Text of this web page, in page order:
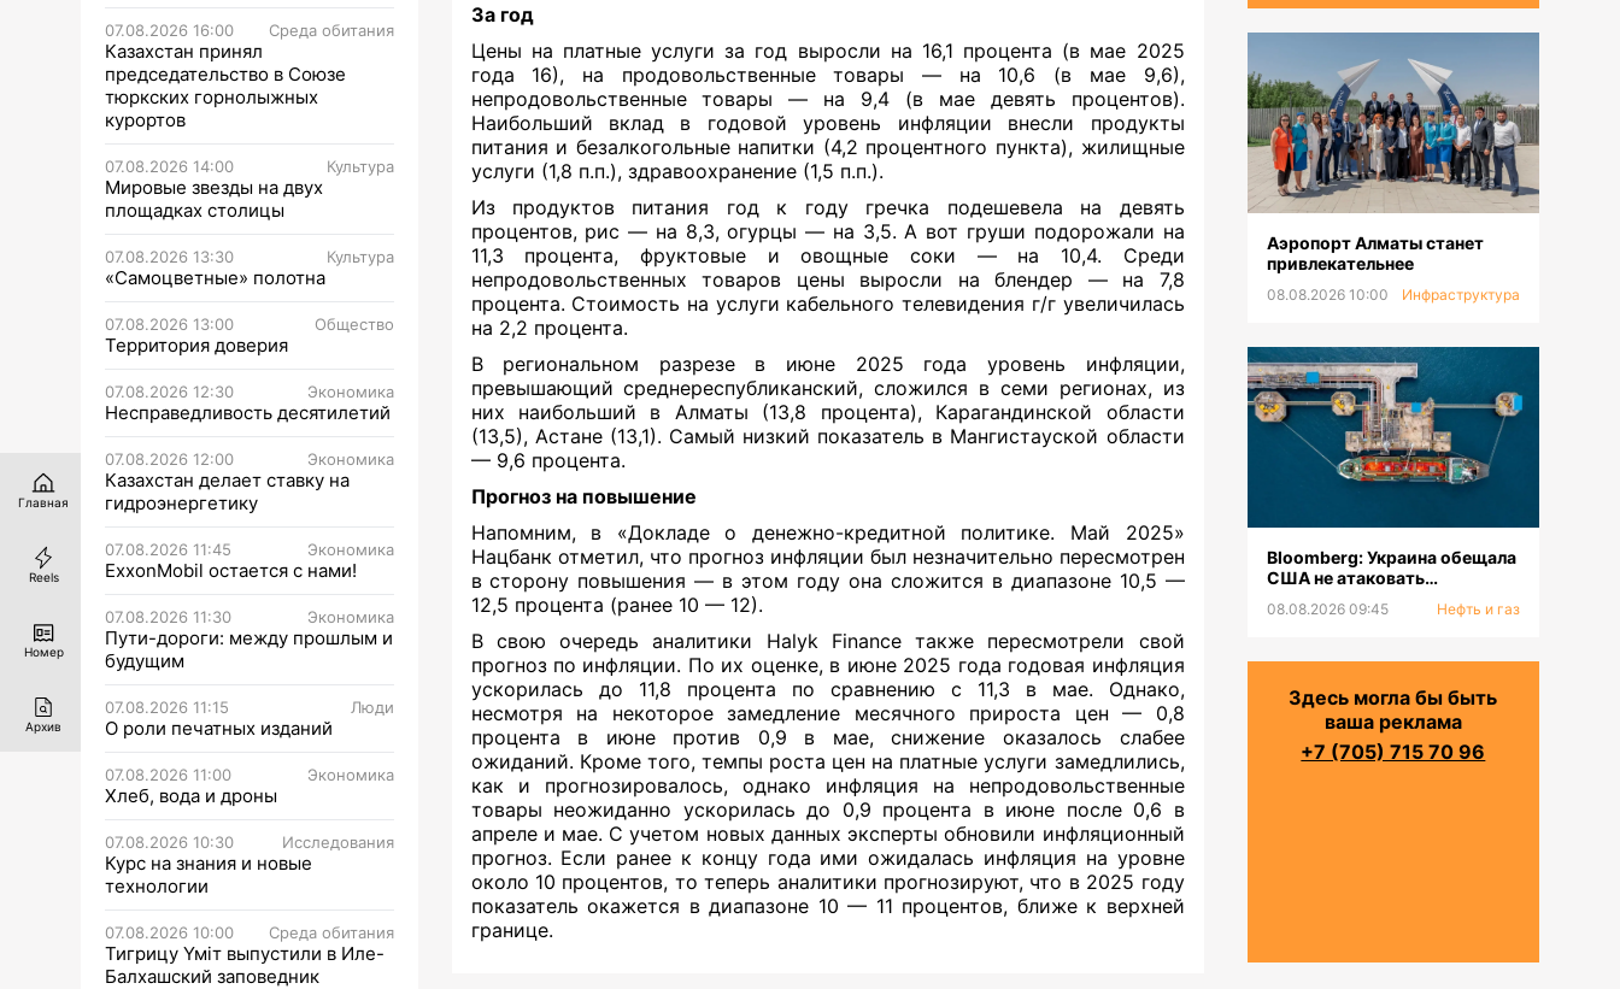
07.08.2026 16:00 Среда обитания
Казахстан принял
председательство в Союзе
тюркских горнолыжных
курортов
07.08.2026 14:00 Культура
Мировые звезды на двух
площадках столицы
07.08.2026 13:30 Культура
«Самоцветные» полотна
07.08.2026 13:00 Общество
Территория доверия
07.08.2026 12:30 Экономика
Несправедливость десятилетий
07.08.2026 12:00 Экономика
Казахстан делает ставку на
гидроэнергетику
07.08.2026 11:45 Экономика
ExxonMobil остается с нами!
07.08.2026 11:30 Экономика
Пути-дороги: между прошлым и
будущим
07.08.2026 11:15 Люди
О роли печатных изданий
07.08.2026 11:00 Экономика
Хлеб, вода и дроны
07.08.2026 10:30 Исследования
Курс на знания и новые
технологии
07.08.2026 10:00 Среда обитания
Тигрицу Үміт выпустили в Иле-
Балхашский заповедник
За год
Цены на платные услуги за год выросли на 16,1 процента (в мае 2025
года 16), на продовольственные товары — на 10,6 (в мае 9,6),
непродовольственные товары — на 9,4 (в мае девять процентов).
Наибольший вклад в годовой уровень инфляции внесли продукты
питания и безалкогольные напитки (4,2 процентного пункта), жилищные
услуги (1,8 п.п.), здравоохранение (1,5 п.п.).
Из продуктов питания год к году гречка подешевела на девять
процентов, рис — на 8,3, огурцы — на 3,5. А вот груши подорожали на
11,3 процента, фруктовые и овощные соки — на 10,4. Среди
непродовольственных товаров цены выросли на блендер — на 7,8
процента. Стоимость на услуги кабельного телевидения г/г увеличилась
на 2,2 процента.
В региональном разрезе в июне 2025 года уровень инфляции,
превышающий среднереспубликанский, сложился в семи регионах, из
них наибольший в Алматы (13,8 процента), Карагандинской области
(13,5), Астане (13,1). Самый низкий показатель в Мангистауской области
— 9,6 процента.
Прогноз на повышение
Напомним, в «Докладе о денежно-кредитной политике. Май 2025»
Нацбанк отметил, что прогноз инфляции был незначительно пересмотрен
в сторону повышения — в этом году она сложится в диапазоне 10,5 —
12,5 процента (ранее 10 — 12).
В свою очередь аналитики Halyk Finance также пересмотрели свой
прогноз по инфляции. По их оценке, в июне 2025 года годовая инфляция
ускорилась до 11,8 процента по сравнению с 11,3 в мае. Однако,
несмотря на некоторое замедление месячного прироста цен — 0,8
процента в июне против 0,9 в мае, снижение оказалось слабее
ожиданий. Кроме того, темпы роста цен на платные услуги замедлились,
как и прогнозировалось, однако инфляция на непродовольственные
товары неожиданно ускорилась до 0,9 процента в июне после 0,6 в
апреле и мае. С учетом новых данных эксперты обновили инфляционный
прогноз. Если ранее к концу года ими ожидалась инфляция на уровне
около 10 процентов, то теперь аналитики прогнозируют, что в 2025 году
показатель окажется в диапазоне 10 — 11 процентов, ближе к верхней
границе.
Аэропорт Алматы станет
привлекательнее
08.08.2026 10:00 Инфраструктура
Bloomberg: Украина обещала
США не атаковать
Черном море
08.08.2026 09:45 Нефть и газ
Здесь могла бы быть
ваша реклама
+7 (705) 715 70 96
Главная
Reels
Номер
Архив